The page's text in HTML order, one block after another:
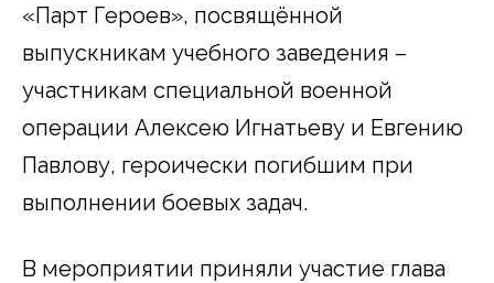
«Парт Героев», посвящённой
выпускникам учебного заведения –
участникам специальной военной
операции Алексею Игнатьеву и Евгению
Павлову, героически погибшим при
выполнении боевых задач.
В мероприятии приняли участие глава